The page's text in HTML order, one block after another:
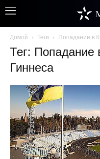
Домой Теги Попадание в
Тег: Попадание
Гиннеса